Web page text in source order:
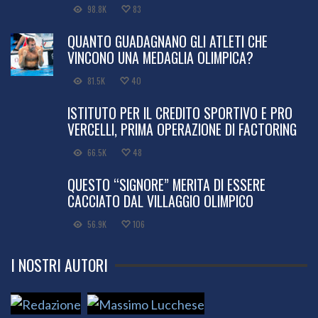
98.8K 83
QUANTO GUADAGNANO GLI ATLETI CHE
VINCONO UNA MEDAGLIA OLIMPICA?
81.5K 40
ISTITUTO PER IL CREDITO SPORTIVO E PRO
VERCELLI, PRIMA OPERAZIONE DI FACTORING
66.5K 48
QUESTO “SIGNORE” MERITA DI ESSERE
CACCIATO DAL VILLAGGIO OLIMPICO
56.9K 106
I NOSTRI AUTORI